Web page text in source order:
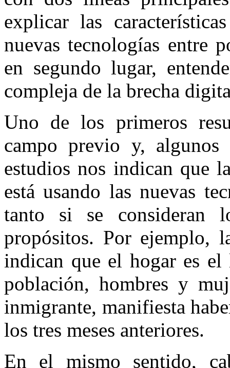
explicar las
nuevas tecnologías entre
en segundo lugar,
compleja de la brecha
Uno de los primeros
campo previo y, algunos
estudios nos indican que
está usando las nuevas
tanto si se consideran
propósitos. Por ejemplo,
indican que el hogar es
población, hombres y
inmigrante, manifiesta
los tres meses anteriores.
En el mismo sentido,